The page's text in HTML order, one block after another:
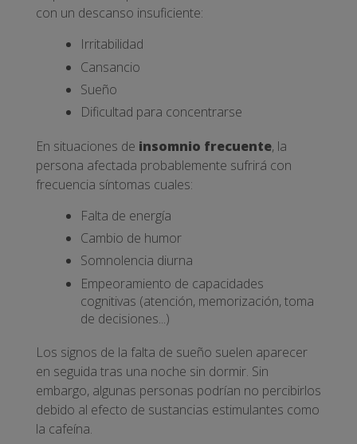
con un descanso insuficiente:
Irritabilidad
Cansancio
Sueño
Dificultad para concentrarse
En situaciones de insomnio frecuente, la
persona afectada probablemente sufrirá con
frecuencia síntomas cuales:
Falta de energía
Cambio de humor
Somnolencia diurna
Empeoramiento de capacidades
cognitivas (atención, memorización, toma
de decisiones...)
Los signos de la falta de sueño suelen aparecer
en seguida tras una noche sin dormir. Sin
embargo, algunas personas podrían no percibirlos
debido al efecto de sustancias estimulantes como
la cafeína.